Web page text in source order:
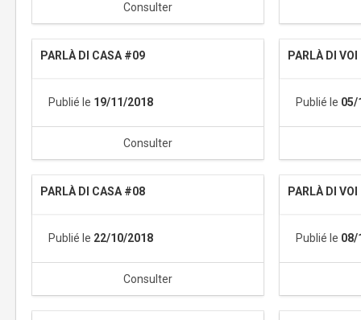
Consulter
PARLÀ DI CASA #09
Publié le 19/11/2018
Consulter
PARLÀ DI VOI
Publié le 05/
PARLÀ DI CASA #08
Publié le 22/10/2018
Consulter
PARLÀ DI VOI
Publié le 08/